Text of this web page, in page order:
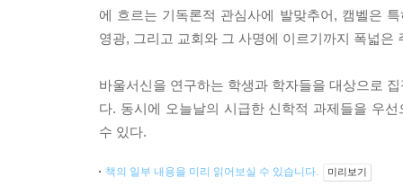
에 흐르는 기독론적 관심사에 발맞추어, 캠벨은
영광, 그리고 교회와 그 사명에 이르기까지 폭넓은
바울서신을 연구하는 학생과 학자들을 대상으로
다. 동시에 오늘날의 시급한 신학적 과제들을 우
수 있다.
책의 일부 내용을 미리 읽어보실 수 있습니다. 미리보기